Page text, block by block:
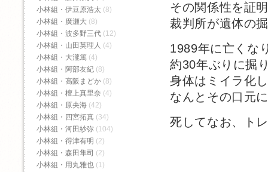
その関係性を証
裁判所が遺体の
1989年に亡くな
約30年ぶりに掘
身体はミイラ化
なんとその口元
死してなお、ト
小林組・伊豆原浩太 (8)
小林組・廣瀬大 (8)
小林組・波多野三代 (12)
小林組・山田英理人 (4)
小林組・大瀧篤 (4)
小林組・阿部友紀 (8)
小林組・高阪まどか (8)
小林組・檀上真里奈 (4)
小林組・原央海 (42)
小林組・四宮拓真 (34)
小林組・河田紗弥 (104)
小林組・得津有明 (2)
小林組・森田隼司 (2)
小林組・用丸雅也 (1)